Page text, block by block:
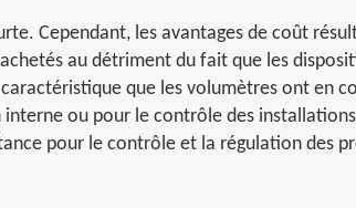
Cependant, les avantages de coût
au détriment du fait que les
que les volumètres ont en
ou pour le contrôle des
pour le contrôle et la régulation des